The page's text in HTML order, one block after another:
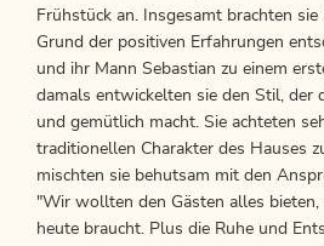
Frühstück an. Insgesamt brachten
Grund der positiven Erfahrungen
und ihr Mann Sebastian zu einem
damals entwickelten sie den Stil, der
und gemütlich macht. Sie achteten
traditionellen Charakter des Hauses
mischten sie behutsam mit den
"Wir wollten den Gästen alles bieten,
heute braucht. Plus die Ruhe und